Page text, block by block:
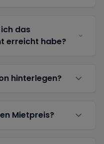
das
erreicht habe?
hinterlegen?
Mietpreis?